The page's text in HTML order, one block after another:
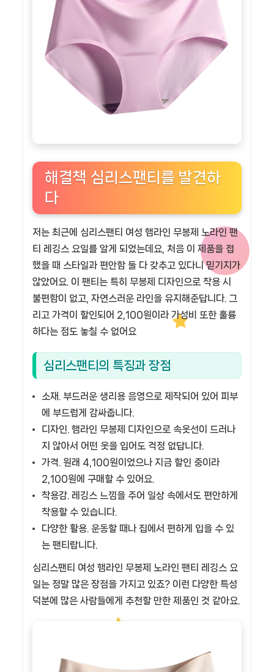
해결책 심리스팬티를 발견하
다
저는 최근에 심리스팬티 여성 햄라인 무봉제 노라인 팬
티 레깅스 요일를 알게 되었는데요, 처음 이 제품을 접
했을 때 스타일과 편안함 둘 다 갖추고 있다니 믿기지가
않았어요. 이 팬티는 특히 무봉제 디자인으로 착용 시
불편함이 없고, 자연스러운 라인을 유지해준답니다. 그
리고 가격이 할인되어 2,100원이라 가성비 또한 훌륭
하다는 점도 놓칠 수 없어요
심리스팬티의 특징과 장점
소재. 부드러운 생리용 음영으로 제작되어 있어 피부
에 부드럽게 감싸줍니다.
디자인. 햄라인 무봉제 디자인으로 속옷선이 드러나
지 않아서 어떤 옷을 입어도 걱정 없답니다.
가격. 원래 4,100원이었으나 지금 할인 중이라
2,100원에 구매할 수 있어요.
착용감. 레깅스 느낌을 주어 일상 속에서도 편안하게
착용할 수 있습니다.
다양한 활용. 운동할 때나 집에서 편하게 입을 수 있
는 팬티랍니다.
심리스팬티 여성 햄라인 무봉제 노라인 팬티 레깅스 요
일는 정말 많은 장점을 가지고 있죠? 이런 다양한 특성
덕분에 많은 사람들에게 추천할 만한 제품인 것 같아요.